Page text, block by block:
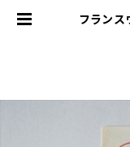
フラン